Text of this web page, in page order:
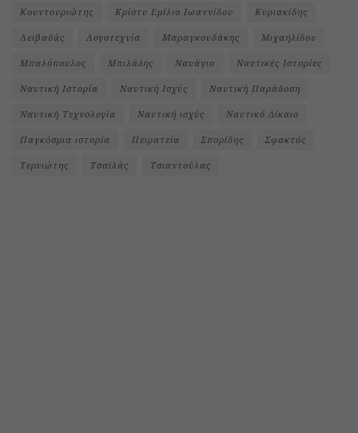
Κουντουριώτης Κρίστυ Εμίλιο Ιωαννίδου Κυριακίδης
Λειβαδάς Λογοτεχνία Μαραγκουδάκης Μιχαηλίδου
Μπαλόπουλος Μπιλάλης Ναυάγιο Ναυτικές Ιστορίες
Ναυτική Ιστορία Ναυτική Ισχύς Ναυτική Παράδοση
Ναυτική Τεχνολογία Ναυτική ισχύς Ναυτικό Δίκαιο
Παγκόσμια ιστορία Πειρατεία Σπορίδης Σφακτός
Τερνιώτης Τσαϊλάς Τσιαντούλας